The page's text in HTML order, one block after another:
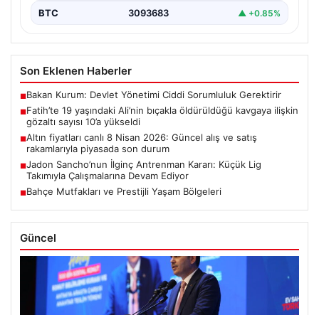
BTC 3093683 ▲ +0.85%
Son Eklenen Haberler
■Bakan Kurum: Devlet Yönetimi Ciddi Sorumluluk Gerektirir
■Fatih’te 19 yaşındaki Ali’nin bıçakla öldürüldüğü kavgaya ilişkin
gözaltı sayısı 10’a yükseldi
■Altın fiyatları canlı 8 Nisan 2026: Güncel alış ve satış
rakamlarıyla piyasada son durum
■Jadon Sancho’nun İlginç Antrenman Kararı: Küçük Lig
Takımıyla Çalışmalarına Devam Ediyor
■Bahçe Mutfakları ve Prestijli Yaşam Bölgeleri
Güncel